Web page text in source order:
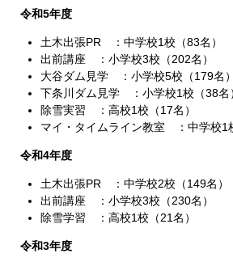
令和5年度
土木出張PR ：中学校1校（83名）
出前講座 ：小学校3校（202名）
大谷ダム見学 ：小学校5校（179名）
下条川ダム見学 ：小学校1校（38名
除雪実習 ：高校1校（17名）
マイ・タイムライン教室 ：中学校1
令和4年度
土木出張PR ：中学校2校（149名）
出前講座 ：小学校3校（230名）
除雪学習 ：高校1校（21名）
令和3年度